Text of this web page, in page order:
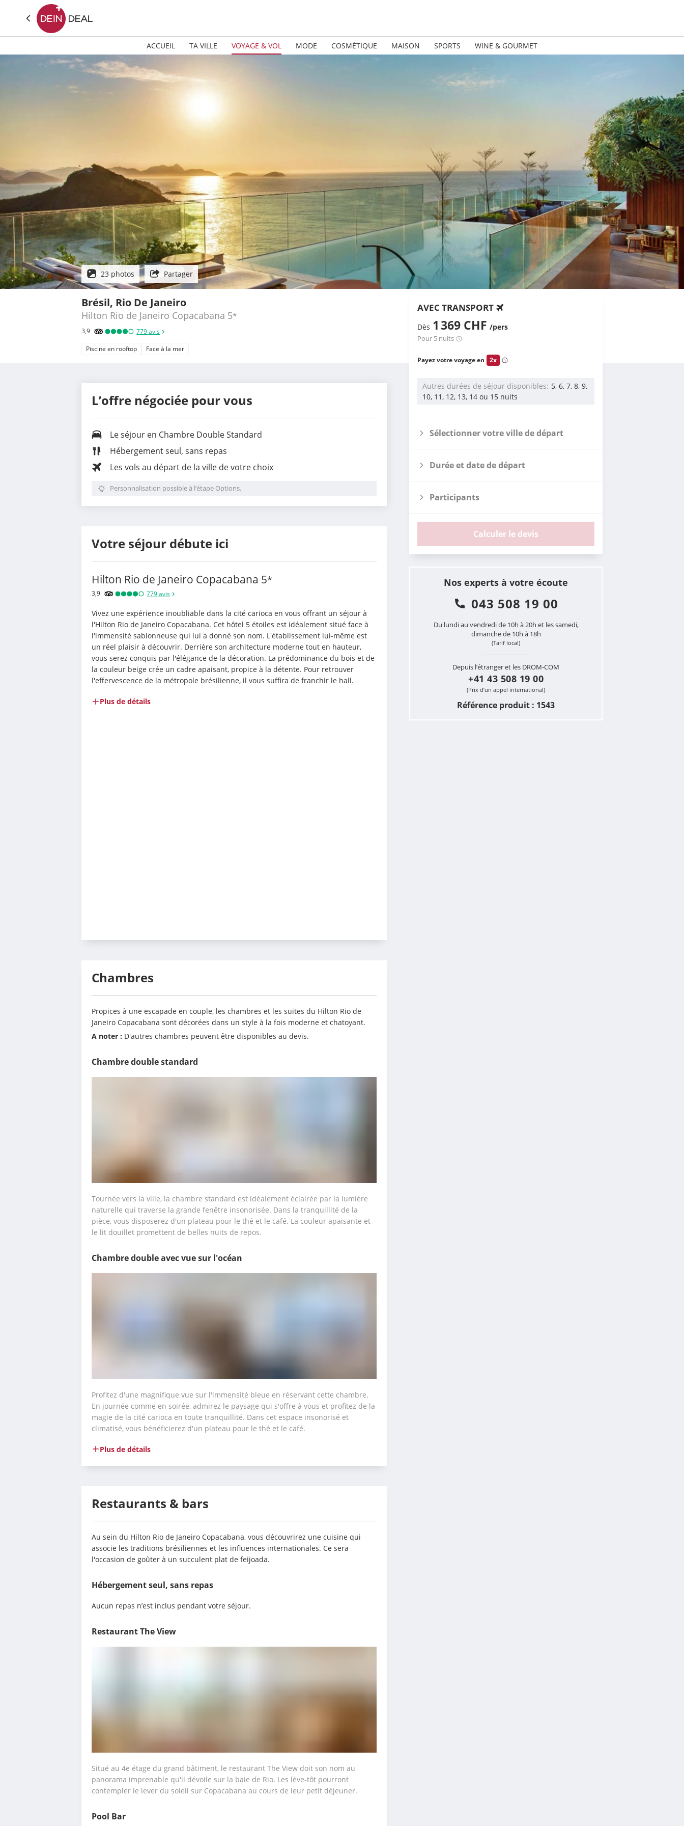
ACCUEIL TA VILLE VOYAGE & VOL MODE COSMÉTIQUE MAISON SPORTS WINE & GOURMET
23 photos Partager
Brésil, Rio De Janeiro
Hilton Rio de Janeiro Copacabana 5*
3,9 779avis
Piscine en rooftop Face à la mer
AVEC TRANSPORT
Dès 1 369 CHF /pers
Pour 5 nuits
Payez votre voyage en 2x
Autres durées de séjour disponibles 5, 6, 7, 8, 9,
10, 11, 12, 13, 14 ou 15 nuits
Sélectionner votre ville de départ
Durée et date de départ
Participants
Calculer le devis
Nos experts à votre écoute
043 508 19 00
Du lundi au vendredi de 10h à 20h et les samedi,
dimanche de 10h à 18h
(Tarif local)
Depuis l’étranger et les DROM-COM
+41 43 508 19 00
(Prix d’un appel international)
Référence produit : 1543
L’offre négociée pour vous
Le séjour en Chambre Double Standard
Hébergement seul, sans repas
Les vols au départ de la ville de votre choix
Personnalisation possible à l’étape Options.
Votre séjour débute ici
Hilton Rio de Janeiro Copacabana 5*
3,9 779avis
Vivez une expérience inoubliable dans la cité carioca en vous offrant un séjour à
l'Hilton Rio de Janeiro Copacabana. Cet hôtel 5 étoiles est idéalement situé face à
l'immensité sablonneuse qui lui a donné son nom. L'établissement lui-même est
un réel plaisir à découvrir. Derrière son architecture moderne tout en hauteur,
vous serez conquis par l'élégance de la décoration. La prédominance du bois et de
la couleur beige crée un cadre apaisant, propice à la détente. Pour retrouver
l'effervescence de la métropole brésilienne, il vous suffira de franchir le hall.
Plus de détails
Chambres
Propices à une escapade en couple, les chambres et les suites du Hilton Rio de
Janeiro Copacabana sont décorées dans un style à la fois moderne et chatoyant.
A noter : D'autres chambres peuvent être disponibles au devis.
Chambre double standard
Tournée vers la ville, la chambre standard est idéalement éclairée par la lumière
naturelle qui traverse la grande fenêtre insonorisée. Dans la tranquillité de la
pièce, vous disposerez d'un plateau pour le thé et le café. La couleur apaisante et
le lit douillet promettent de belles nuits de repos.
Chambre double avec vue sur l'océan
Profitez d'une magnifique vue sur l'immensité bleue en réservant cette chambre.
En journée comme en soirée, admirez le paysage qui s'offre à vous et profitez de la
magie de la cité carioca en toute tranquillité. Dans cet espace insonorisé et
climatisé, vous bénéficierez d'un plateau pour le thé et le café.
Plus de détails
Restaurants & bars
Au sein du Hilton Rio de Janeiro Copacabana, vous découvrirez une cuisine qui
associe les traditions brésiliennes et les influences internationales. Ce sera
l'occasion de goûter à un succulent plat de feijoada.
Hébergement seul, sans repas
Aucun repas n’est inclus pendant votre séjour.
Restaurant The View
Situé au 4e étage du grand bâtiment, le restaurant The View doit son nom au
panorama imprenable qu'il dévoile sur la baie de Rio. Les lève-tôt pourront
contempler le lever du soleil sur Copacabana au cours de leur petit déjeuner.
Pool Bar